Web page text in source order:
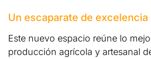
Un escaparate de excelencia
Este nuevo espacio reúne lo
producción agrícola y artesanal